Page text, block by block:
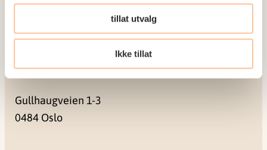
tillat utvalg
Ikke tillat
Besøksadresse
Gullhaugveien 1-3
0484 Oslo